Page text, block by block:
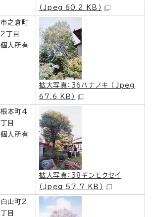
（Jpeg 60.2 KB）
市之倉町
2丁目
個人所有
拡大写真：36ハナノキ （Jpeg
67.6 KB）
根本町4
丁目
個人所有
拡大写真：38ギンモクセイ
（Jpeg 57.7 KB）
白山町2
丁目